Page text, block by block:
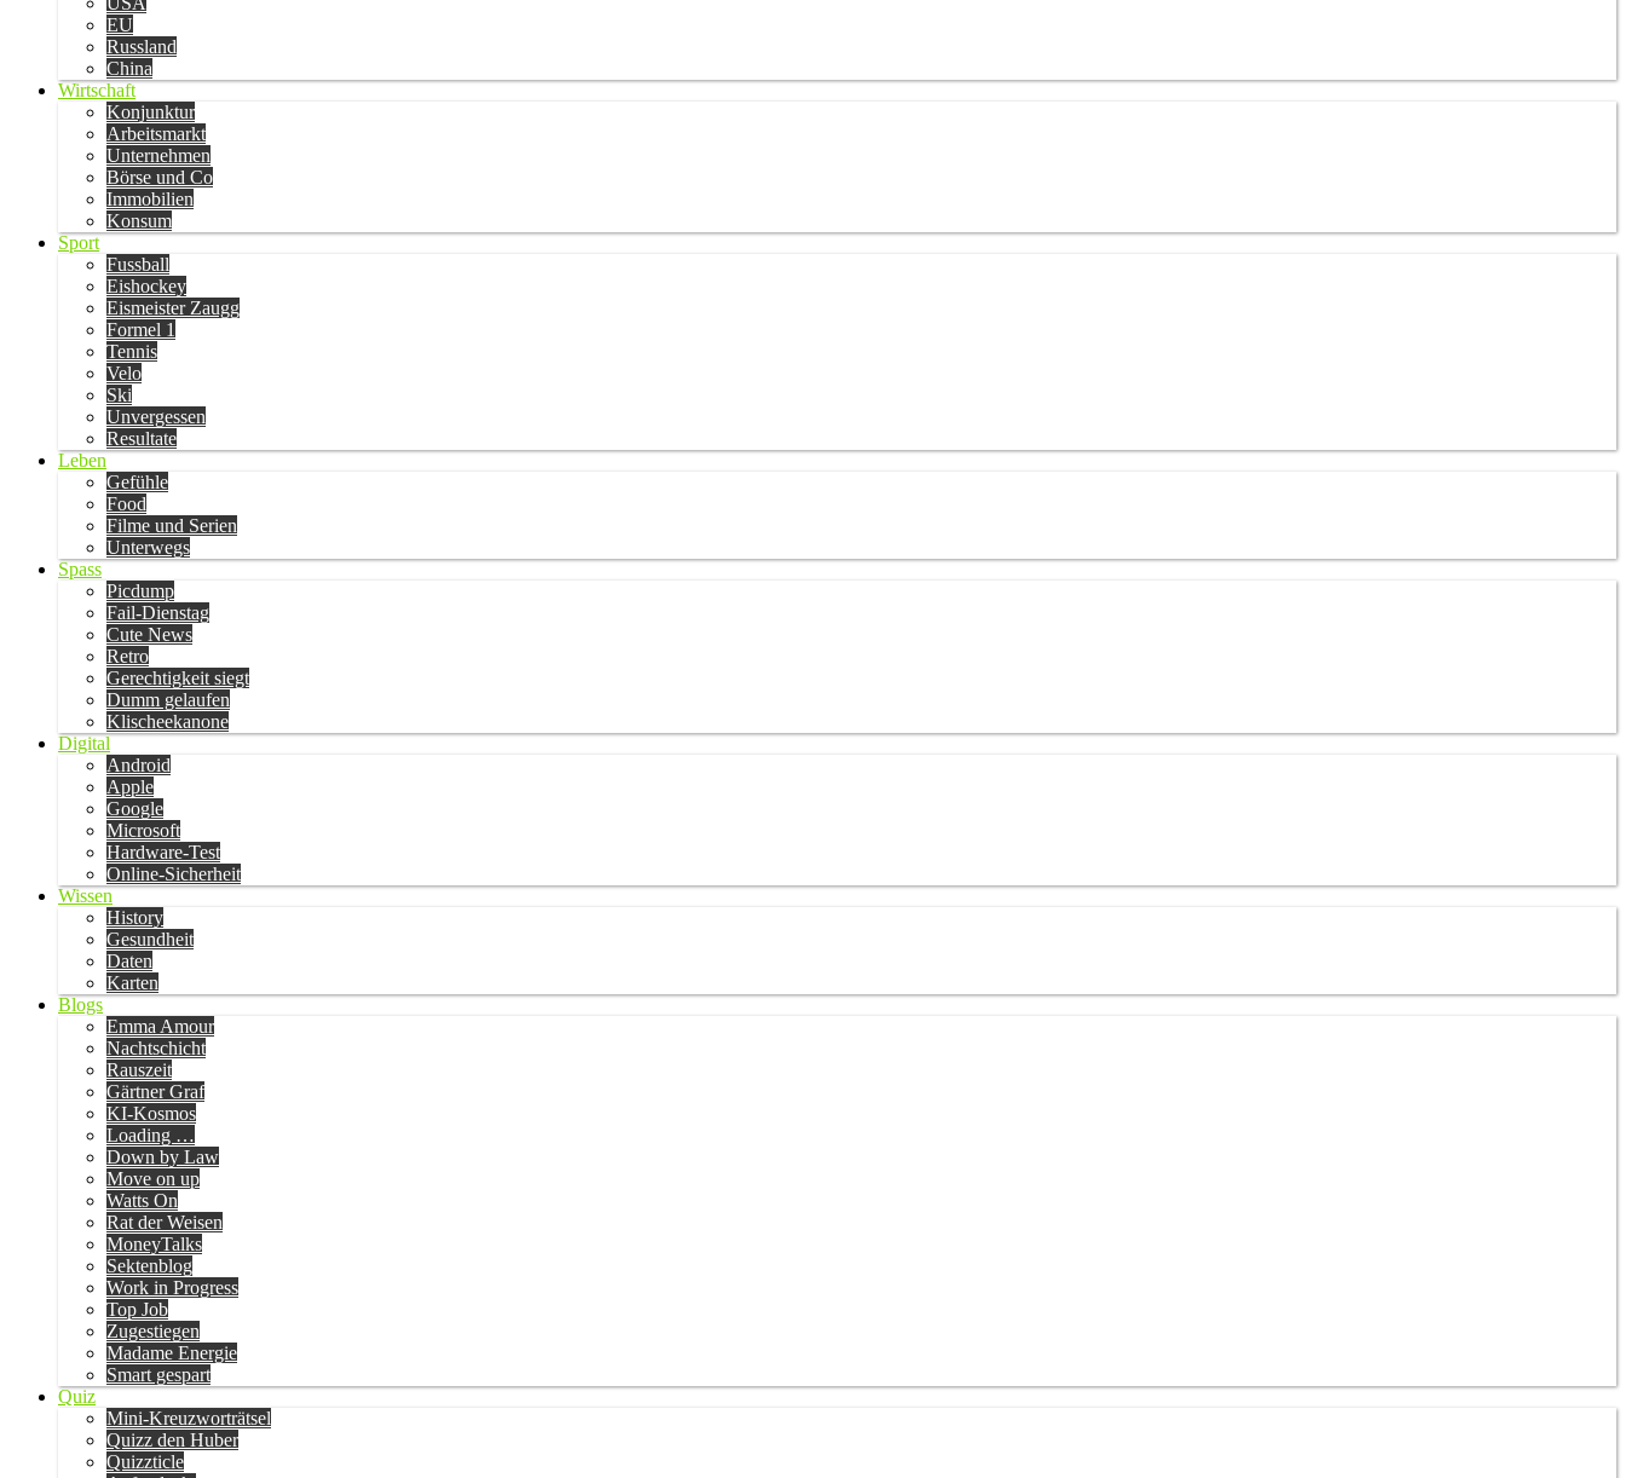
EU
Russland
China
Wirtschaft
Konjunktur
Arbeitsmarkt
Unternehmen
Börse und Co
Immobilien
Konsum
Sport
Fussball
Eishockey
Eismeister Zaugg
Formel 1
Tennis
Velo
Ski
Unvergessen
Resultate
Leben
Gefühle
Food
Filme und Serien
Unterwegs
Spass
Picdump
Fail-Dienstag
Cute News
Retro
Gerechtigkeit siegt
Dumm gelaufen
Klischeekanone
Digital
Android
Apple
Google
Microsoft
Hardware-Test
Online-Sicherheit
Wissen
History
Gesundheit
Daten
Karten
Blogs
Emma Amour
Nachtschicht
Rauszeit
Gärtner Graf
KI-Kosmos
Loading …
Down by Law
Move on up
Watts On
Rat der Weisen
MoneyTalks
Sektenblog
Work in Progress
Top Job
Zugestiegen
Madame Energie
Smart gespart
Quiz
Mini-Kreuzworträtsel
Quizz den Huber
Quizzticle